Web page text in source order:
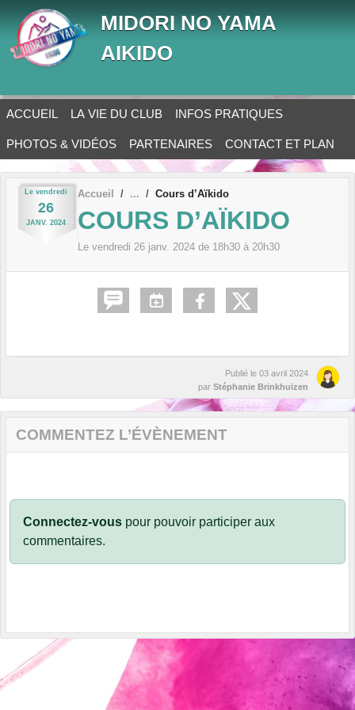
MIDORI NO YAMA
AIKIDO
ACCUEIL LA VIE DU CLUB INFOS PRATIQUES
PHOTOS & VIDÉOS PARTENAIRES CONTACT ET PLAN
Le vendredi
26
JANV. 2024
Accueil Cours d’Aïkido
COURS D’AÏKIDO
Le vendredi 26 janv. 2024 de 18h30 à 20h30
Publié le 03 avril 2024
par Stéphanie Brinkhuizen
COMMENTEZ L’ÉVÈNEMENT
Connectez-vous pour pouvoir participer aux
commentaires.
Panneau de gestion des cookies